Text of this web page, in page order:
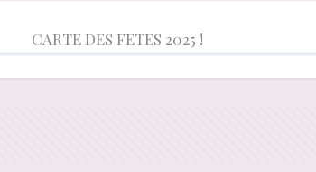
CARTE DES FETES 2025 !